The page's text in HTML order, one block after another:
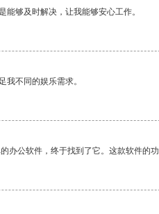
够及时解决，让我能够安心工作。
我不同的娱乐需求。
办公软件，终于找到了它。这款软件的